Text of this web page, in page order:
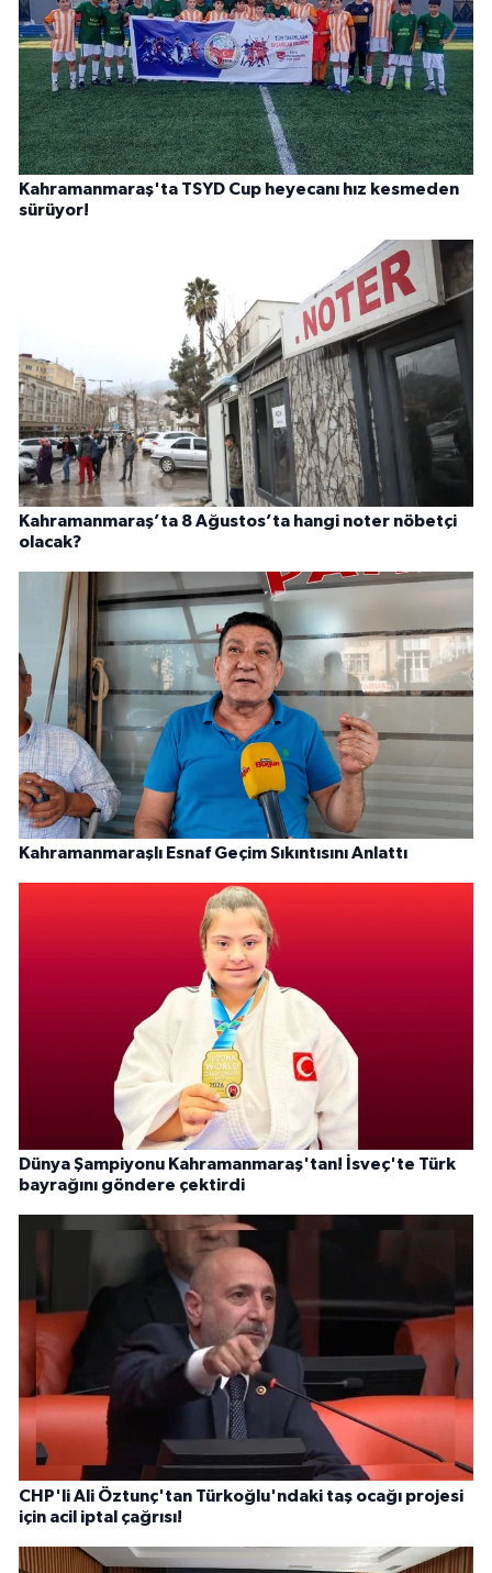
Kahramanmaraş'ta TSYD Cup heyecanı hız kesmeden
sürüyor!
Kahramanmaraş’ta 8 Ağustos’ta hangi noter nöbetçi
olacak?
Kahramanmaraşlı Esnaf Geçim Sıkıntısını Anlattı
Dünya Şampiyonu Kahramanmaraş'tan! İsveç'te Türk
bayrağını göndere çektirdi
CHP'li Ali Öztunç'tan Türkoğlu'ndaki taş ocağı projesi
için acil iptal çağrısı!